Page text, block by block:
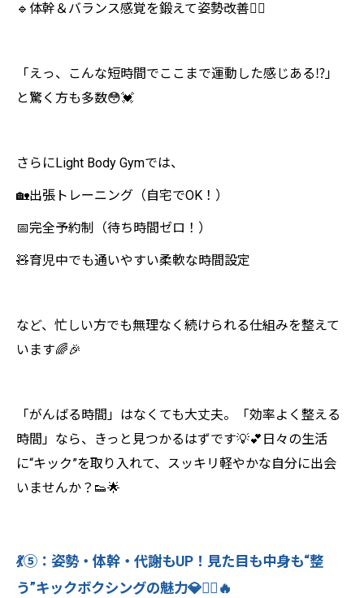
🔹体幹＆バランス感覚を鍛えて姿勢改善🧘‍♀️
「えっ、こんな短時間でここまで運動した感じある⁉️」
と驚く方も多数😳💓
さらにLight Body Gymでは、
🏡出張トレーニング（自宅でOK！）
📅完全予約制（待ち時間ゼロ！）
🧸育児中でも通いやすい柔軟な時間設定
など、忙しい方でも無理なく続けられる仕組みを整えて
います🌈🎉
「がんばる時間」はなくても大丈夫。「効率よく整える
時間」なら、きっと見つかるはずです💡💕日々の生活
に“キック”を取り入れて、スッキリ軽やかな自分に出会
いませんか？👟🌟
💃⑤：姿勢・体幹・代謝もUP！見た目も中身も“整
う”キックボクシングの魅力💎🧘‍♀️🔥